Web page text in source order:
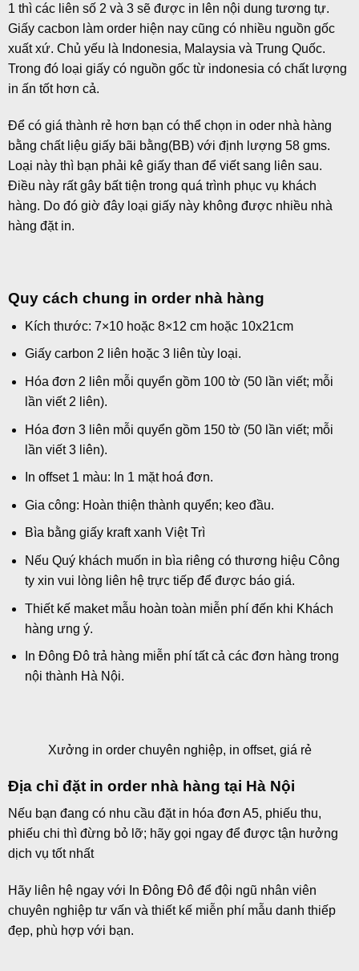
1 thì các liên số 2 và 3 sẽ được in lên nội dung tương tự.
Giấy cacbon làm order hiện nay cũng có nhiều nguồn gốc
xuất xứ. Chủ yếu là Indonesia, Malaysia và Trung Quốc.
Trong đó loại giấy có nguồn gốc từ indonesia có chất lượng
in ấn tốt hơn cả.
Để có giá thành rẻ hơn bạn có thể chọn in oder nhà hàng
bằng chất liệu giấy bãi bằng(BB) với định lượng 58 gms.
Loại này thì bạn phải kê giấy than để viết sang liên sau.
Điều này rất gây bất tiện trong quá trình phục vụ khách
hàng. Do đó giờ đây loại giấy này không được nhiều nhà
hàng đặt in.
Quy cách chung in order nhà hàng
Kích thước: 7×10 hoặc 8×12 cm hoặc 10x21cm
Giấy carbon 2 liên hoặc 3 liên tùy loại.
Hóa đơn 2 liên mỗi quyển gồm 100 tờ (50 lần viết; mỗi
lần viết 2 liên).
Hóa đơn 3 liên mỗi quyển gồm 150 tờ (50 lần viết; mỗi
lần viết 3 liên).
In offset 1 màu: In 1 mặt hoá đơn.
Gia công: Hoàn thiện thành quyển; keo đầu.
Bìa bằng giấy kraft xanh Việt Trì
Nếu Quý khách muốn in bìa riêng có thương hiệu Công
ty xin vui lòng liên hệ trực tiếp để được báo giá.
Thiết kế maket mẫu hoàn toàn miễn phí đến khi Khách
hàng ưng ý.
In Đông Đô trả hàng miễn phí tất cả các đơn hàng trong
nội thành Hà Nội.
Xưởng in order chuyên nghiệp, in offset, giá rẻ
Địa chỉ đặt in order nhà hàng tại Hà Nội
Nếu bạn đang có nhu cầu đặt in hóa đơn A5, phiếu thu,
phiếu chi thì đừng bỏ lỡ; hãy gọi ngay để được tận hưởng
dịch vụ tốt nhất
Hãy liên hệ ngay với In Đông Đô để đội ngũ nhân viên
chuyên nghiệp tư vấn và thiết kế miễn phí mẫu danh thiếp
đẹp, phù hợp với bạn.